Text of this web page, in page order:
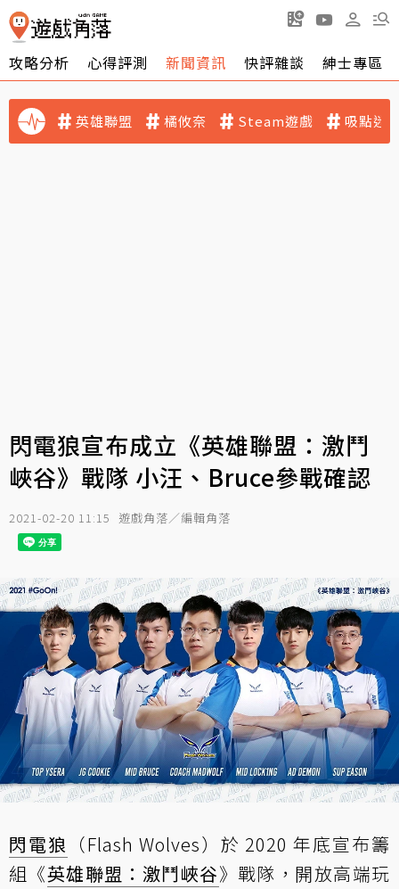
攻略分析 心得評測 新聞資訊 快評雜談 紳士專區
英雄聯盟 橘攸奈 Steam遊戲 吸點迷
閃電狼宣布成立《英雄聯盟：激鬥
峽谷》戰隊 小汪、Bruce參戰確認
2021-02-20 11:15 遊戲角落／編輯角落
閃電狼 （Flash Wolves）於 2020 年底宣布籌
組《英雄聯盟：激鬥峽谷》戰隊，開放高端玩